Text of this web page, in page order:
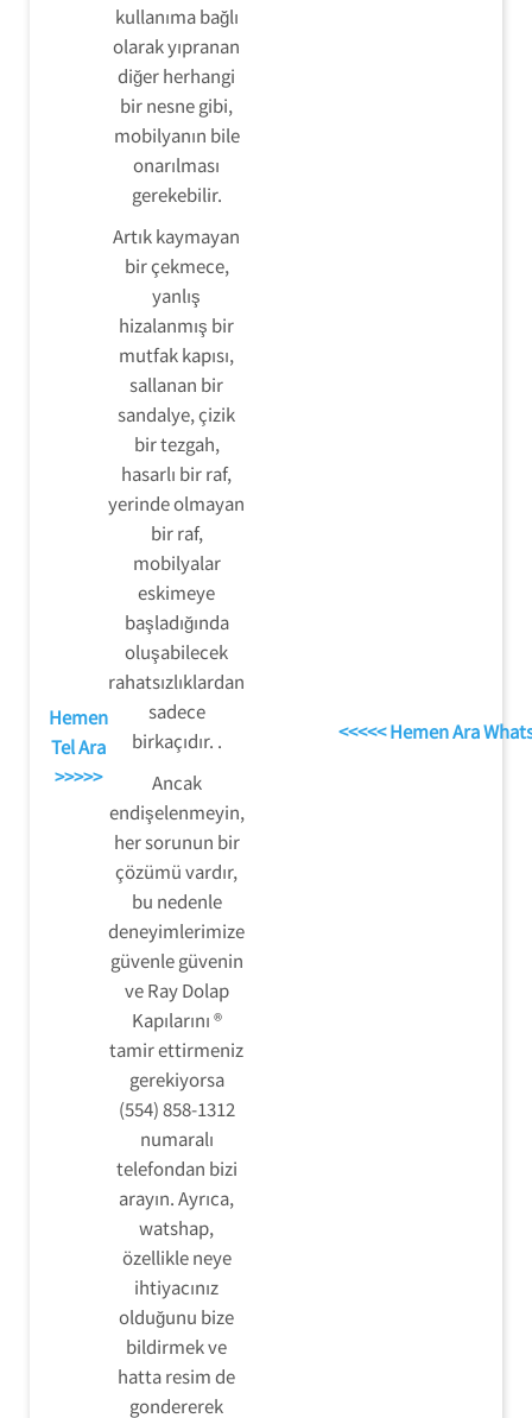
Hemen
Tel Ara
>>>>>
kullanıma bağlı
olarak yıpranan
diğer herhangi
bir nesne gibi,
mobilyanın bile
onarılması
gerekebilir.
Artık kaymayan
bir çekmece,
yanlış
hizalanmış bir
mutfak kapısı,
sallanan bir
sandalye, çizik
bir tezgah,
hasarlı bir raf,
yerinde olmayan
bir raf,
mobilyalar
eskimeye
başladığında
oluşabilecek
rahatsızlıklardan
sadece
birkaçıdır. .
Ancak
endişelenmeyin,
her sorunun bir
çözümü vardır,
bu nedenle
deneyimlerimize
güvenle güvenin
ve Ray Dolap
Kapılarını ®
tamir ettirmeniz
gerekiyorsa
(554) 858-1312
numaralı
telefondan bizi
arayın. Ayrıca,
watshap,
özellikle neye
ihtiyacınız
olduğunu bize
bildirmek ve
hatta resim de
gondererek
<<<<< Hemen Ara